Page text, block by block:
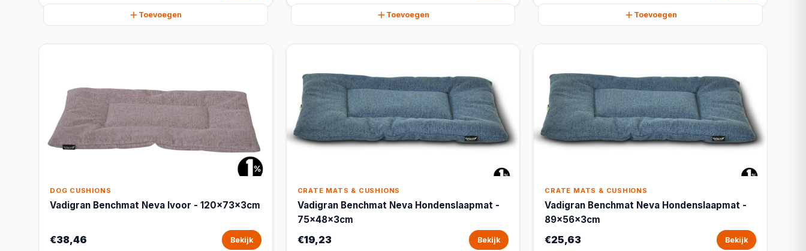
Toevoegen Toevoegen Toevoegen
DOG CUSHIONS
Vadigran Benchmat Neva Ivoor - 120x73x3cm
€38,46 Bekijk
CRATE MATS & CUSHIONS
Vadigran Benchmat Neva Hondenslaapmat -
75x48x3cm
€19,23 Bekijk
CRATE MATS & CUSHIONS
Vadigran Benchmat Neva Hondenslaapmat -
89x56x3cm
€25,63 Bekijk